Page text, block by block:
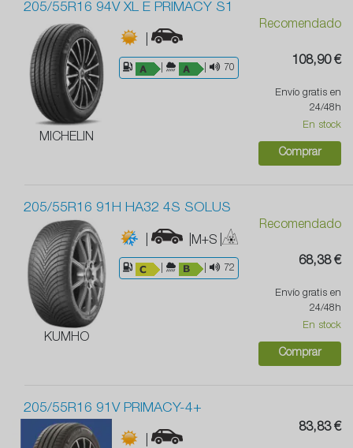
205/55R16 94V XL E PRIMACY S1
MICHELIN
|
70
Recomendado
108,90 €
Envío gratis en
24/48h
En stock
Comprar
205/55R16 91H HA32 4S SOLUS
KUMHO
| |M+S |
72
Recomendado
68,38 €
Envío gratis en
24/48h
En stock
Comprar
205/55R16 91V PRIMACY-4+
|
83,83 €